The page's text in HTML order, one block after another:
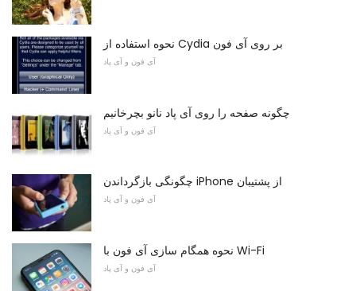
نحوه استفاده از Cydia بر روی آی فون
آی فون و آی پاد
چگونه صفحه را روی آی پاد نانو بچرخانیم
آی فون و آی پاد
چگونگی بازگرداندن iPhone از پشتیبان
آی فون و آی پاد
نحوه همگام سازی آی فون با Wi-Fi
آی فون و آی پاد